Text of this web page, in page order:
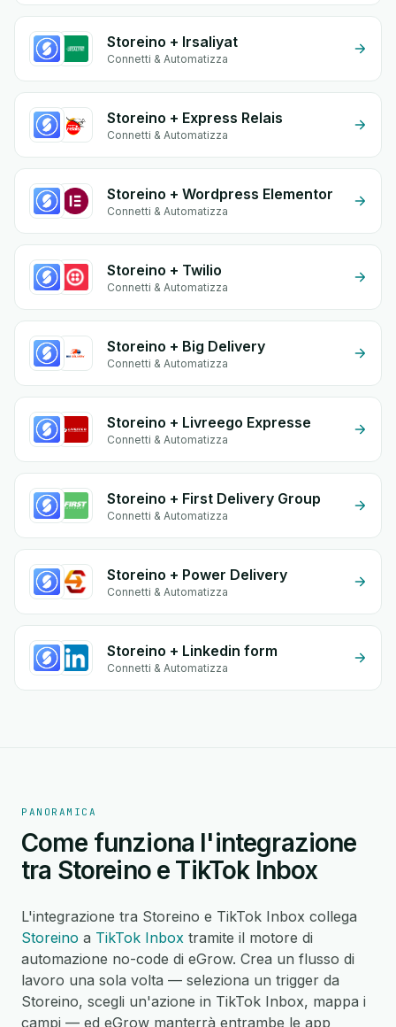
Storeino + Irsaliyat
Connetti & Automatizza
Storeino + Express Relais
Connetti & Automatizza
Storeino + Wordpress Elementor
Connetti & Automatizza
Storeino + Twilio
Connetti & Automatizza
Storeino + Big Delivery
Connetti & Automatizza
Storeino + Livreego Expresse
Connetti & Automatizza
Storeino + First Delivery Group
Connetti & Automatizza
Storeino + Power Delivery
Connetti & Automatizza
Storeino + Linkedin form
Connetti & Automatizza
PANORAMICA
Come funziona l'integrazione
tra Storeino e TikTok Inbox
L'integrazione tra Storeino e TikTok Inbox collega
Storeino a TikTok Inbox tramite il motore di
automazione no-code di eGrow. Crea un flusso di
lavoro una sola volta — seleziona un trigger da
Storeino, scegli un'azione in TikTok Inbox, mappa i
campi — ed eGrow manterrà entrambe le app